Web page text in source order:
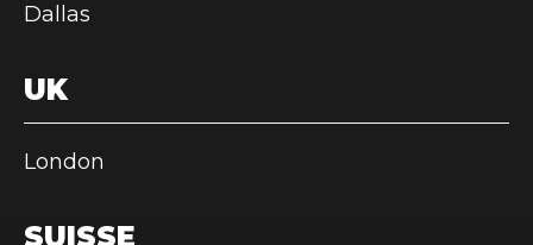
Dallas
UK
London
SUISSE